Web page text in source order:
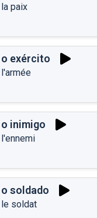
la paix
o exército
l'armée
o inimigo
l'ennemi
o soldado
le soldat